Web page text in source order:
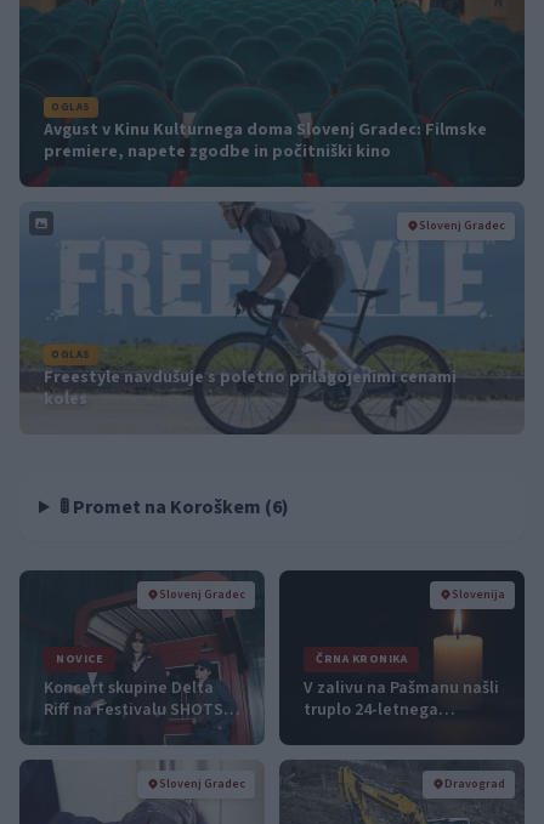
OGLAS
Avgust v Kinu Kulturnega doma Slovenj Gradec: Filmske
premiere, napete zgodbe in počitniški kino
Slovenj Gradec
OGLAS
Freestyle navdušuje s poletno prilagojenimi cenami
koles
🚦 Promet na Koroškem (6)
Slovenj Gradec
NOVICE
Koncert skupine Delta
Riff na Festivalu SHOTS
prestavljen na jutri
Slovenija
ČRNA KRONIKA
V zalivu na Pašmanu našli
truplo 24-letnega
Slovenj Gradec Dravograd